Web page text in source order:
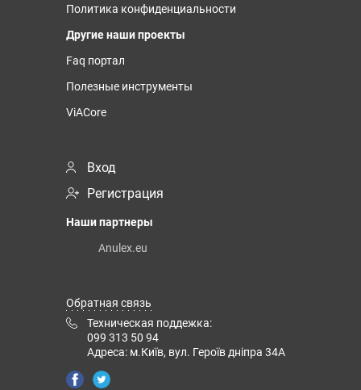
Политика конфиденциальности
Другие наши проекты
Faq портал
Полезные инструменты
ViACore
Вход
Регистрация
Наши партнеры
Anulex.eu
Обратная связь
Техническая поддежка:
099 313 50 94
Адреса: м.Київ, вул. Героїв дніпра 34А